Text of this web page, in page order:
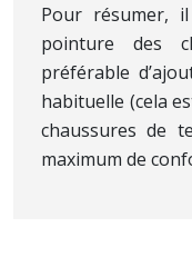
Pour résumer,
pointure des
préférable
habituelle (cela
chaussures de
maximum de